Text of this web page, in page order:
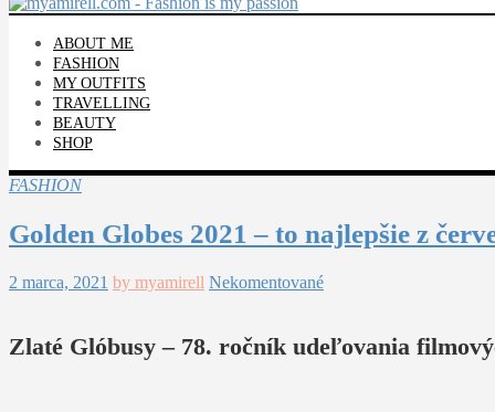
ABOUT ME
FASHION
MY OUTFITS
TRAVELLING
BEAUTY
SHOP
FASHION
Golden Globes 2021 – to najlepšie z
2 marca, 2021 by myamirell Nekomentované
Zlaté Glóbusy – 78. ročník udeľovania